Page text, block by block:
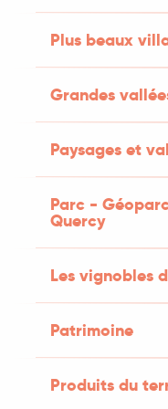
Plus beaux
Grandes
Paysages et
Parc -
Quercy
Les vignobles
Patrimoine
Produits du
Lacapelle-
VISITE GUIDÉE